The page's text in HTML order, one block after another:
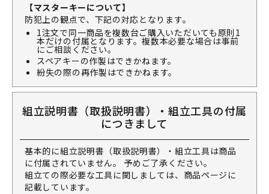
【マスターキーについて】
防犯上の観点で、下記の対応となります。
1注文で同一商品を複数台ご購入いただいても原則1
本だけの付属となります。複数本必要な場合は事前
にご相談ください。
スペアキーの作製はできかねます。
紛失の際の再作製はできかねます。
組立説明書（取扱説明書）・組立工具の付属
につきまして
基本的に組立説明書（取扱説明書）・組立工具は商品
に付属されていません。 予めご了承ください。
組立ての際必要な工具に関しましては、商品ページに
記載しています。